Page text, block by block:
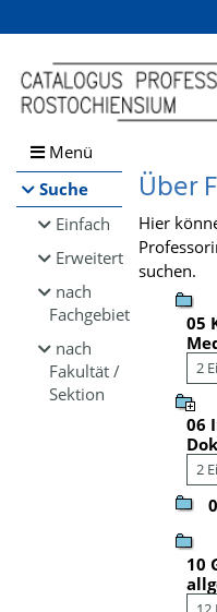
Browsen
direkt zum Inhalt
Menü
Suche
Einfach
Erweitert
nach
Fachgebiet
nach
Fakultät /
Sektion
Über
Hier
suchen.
05
2
06
2
10